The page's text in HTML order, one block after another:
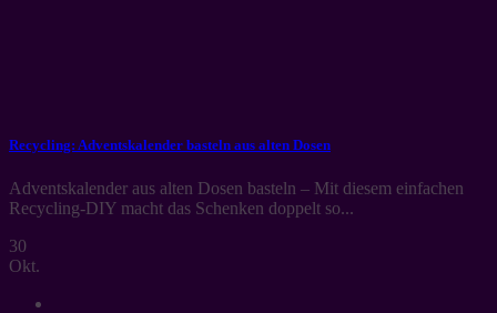
Recycling: Adventskalender basteln aus alten Dosen
Adventskalender aus alten Dosen basteln – Mit diesem einfachen
Recycling-DIY macht das Schenken doppelt so...
30
Okt.